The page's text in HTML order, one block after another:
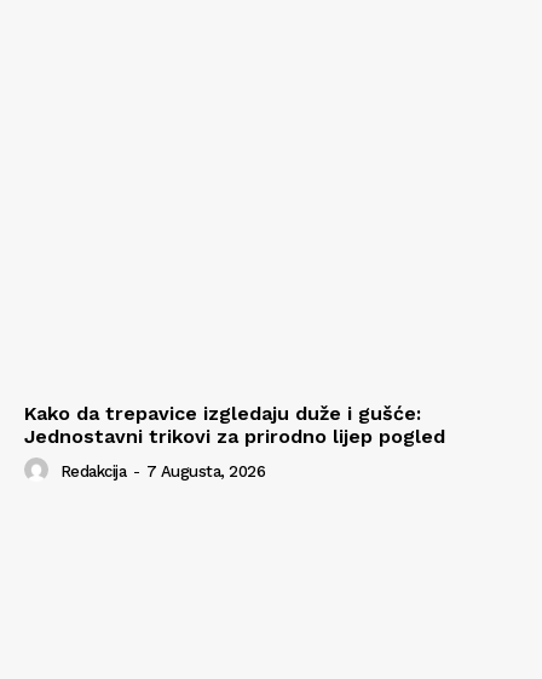
Kako da trepavice izgledaju duže i gušće:
Jednostavni trikovi za prirodno lijep pogled
Redakcija - 7 Augusta, 2026